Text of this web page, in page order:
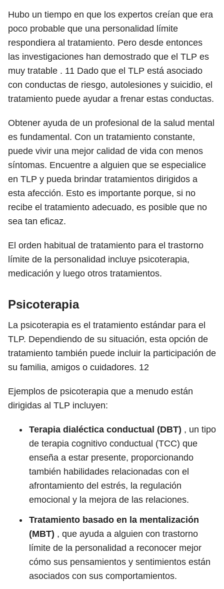
Hubo un tiempo en que los expertos creían que era
poco probable que una personalidad límite
respondiera al tratamiento. Pero desde entonces
las investigaciones han demostrado que el TLP es
muy tratable . 11 Dado que el TLP está asociado
con conductas de riesgo, autolesiones y suicidio, el
tratamiento puede ayudar a frenar estas conductas.
Obtener ayuda de un profesional de la salud mental
es fundamental. Con un tratamiento constante,
puede vivir una mejor calidad de vida con menos
síntomas. Encuentre a alguien que se especialice
en TLP y pueda brindar tratamientos dirigidos a
esta afección. Esto es importante porque, si no
recibe el tratamiento adecuado, es posible que no
sea tan eficaz.
El orden habitual de tratamiento para el trastorno
límite de la personalidad incluye psicoterapia,
medicación y luego otros tratamientos.
Psicoterapia
La psicoterapia es el tratamiento estándar para el
TLP. Dependiendo de su situación, esta opción de
tratamiento también puede incluir la participación de
su familia, amigos o cuidadores. 12
Ejemplos de psicoterapia que a menudo están
dirigidas al TLP incluyen:
Terapia dialéctica conductual (DBT) , un tipo
de terapia cognitivo conductual (TCC) que
enseña a estar presente, proporcionando
también habilidades relacionadas con el
afrontamiento del estrés, la regulación
emocional y la mejora de las relaciones.
Tratamiento basado en la mentalización
(MBT) , que ayuda a alguien con trastorno
límite de la personalidad a reconocer mejor
cómo sus pensamientos y sentimientos están
asociados con sus comportamientos.